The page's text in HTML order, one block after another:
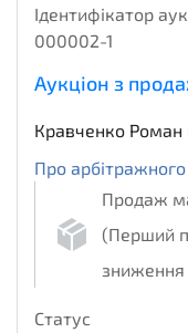
Ідентифікатор
000002-1
Аукціон з
Кравченко Роман
Про
Продаж
(Перший
зниження
Статус